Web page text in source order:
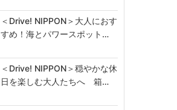
＜Drive! NIPPON＞大人におす
すめ！海とパワースポット…
＜Drive! NIPPON＞穏やかな休
日を楽しむ大人たちへ 箱…